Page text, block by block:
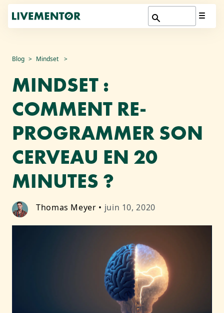
Aller
contenu
Blog Mindset
MINDSET :
COMMENT RE-
PROGRAMMER SON
CERVEAU EN 20
MINUTES ?
Thomas Meyer • juin 10, 2020